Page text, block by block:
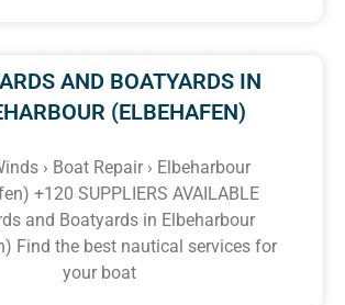
AND BOATYARDS IN
(ELBEHAFEN)
› Boat Repair › Elbeharbour
+120 SUPPLIERS AVAILABLE
and Boatyards in Elbeharbour
Find the best nautical services for
your boat